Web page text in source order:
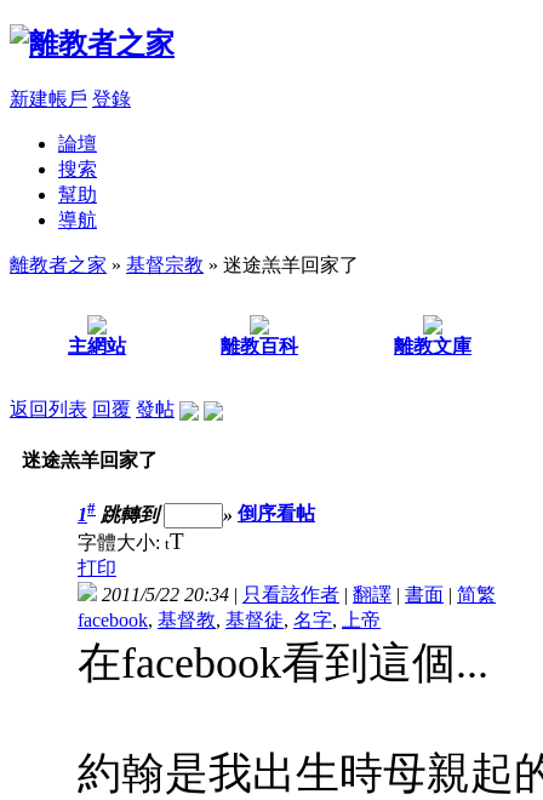
新建帳戶 登錄
論壇
搜索
幫助
導航
離教者之家 » 基督宗教 » 迷途羔羊回家了
主網站 離教百科 離教文庫
返回列表 回覆 發帖
迷途羔羊回家了
1# 跳轉到 » 倒序看帖
字體大小: tT
打印
2011/5/22 20:34 | 只看該作者 | 翻譯 | 書面 | 简繁
facebook, 基督教, 基督徒, 名字, 上帝
在facebook看到這個...
約翰是我出生時母親起